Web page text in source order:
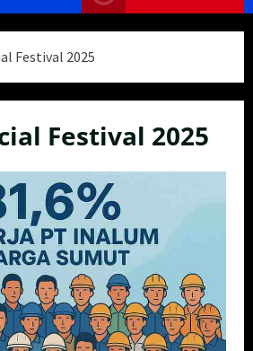
Festival 2025
Festival 2025